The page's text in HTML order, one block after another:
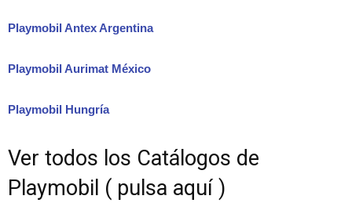
Playmobil Antex Argentina
Playmobil Aurimat México
Playmobil Hungría
Ver todos los Catálogos de
Playmobil ( pulsa aquí )